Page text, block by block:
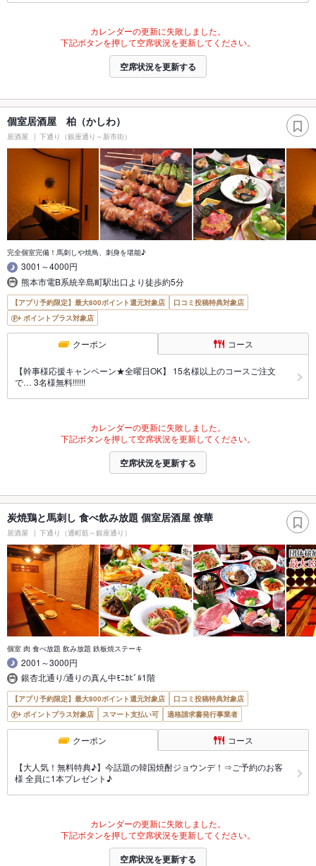
カレンダーの更新に失敗しました。
下記ボタンを押して空席状況を更新してください。
空席状況を更新する
個室居酒屋 柏（かしわ）
居酒屋 下通り（銀座通り～新市街）
完全個室完備！馬刺しや焼鳥、刺身を堪能♪
3001～4000円
熊本市電B系統辛島町駅出口より徒歩約5分
【アプリ予約限定】最大800ポイント還元対象店
口コミ投稿特典対象店
ポイントプラス対象店
クーポン コース
【幹事様応援キャンペーン★全曜日OK】 15名様以上のコースご注文
で… 3名様無料!!!!!!
カレンダーの更新に失敗しました。
下記ボタンを押して空席状況を更新してください。
空席状況を更新する
炭焼鶏と馬刺し 食べ飲み放題 個室居酒屋 僚華
居酒屋 下通り（通町筋～銀座通り）
個室 肉 食べ放題 飲み放題 鉄板焼ステーキ
2001～3000円
銀杏北通り/通りの真ん中ﾓﾆｶﾋﾞﾙ1階
【アプリ予約限定】最大800ポイント還元対象店
口コミ投稿特典対象店
ポイントプラス対象店
スマート支払い可 適格請求書発行事業者
クーポン コース
【大人気！無料特典♪】今話題の韓国焼酎ジョウンデ！⇒ご予約のお客
様 全員に1本プレゼント♪
カレンダーの更新に失敗しました。
下記ボタンを押して空席状況を更新してください。
空席状況を更新する